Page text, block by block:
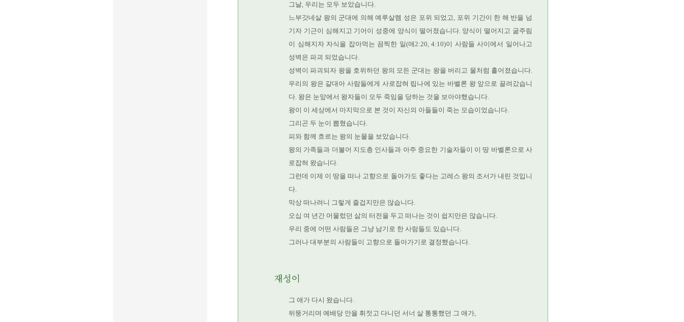
그날, 우리는 모두 보았습니다.
느부갓네살 왕의 군대에 의해 예루살렘 성은 포위 되었고, 포위 기간이 한 해 반을 넘
기자 기근이 심해지고 기어이 성중에 양식이 떨어졌습니다. 양식이 떨어지고 굶주림
이 심해지자 자식을 잡아먹는 끔찍한 일(애2:20, 4:10)이 사람들 사이에서 일어나고
성벽은 파괴 되었습니다.
성벽이 파괴되자 왕을 호위하던 왕의 모든 군대는 왕을 버리고 물처럼 흩어졌습니다.
우리의 왕은 갈대아 사람들에게 사로잡혀 립나에 있는 바벨론 왕 앞으로 끌려갔습니
다. 왕은 눈앞에서 왕자들이 모두 죽임을 당하는 것을 보아야했습니다.
왕이 이 세상에서 마지막으로 본 것이 자신의 아들들이 죽는 모습이었습니다.
그리곤 두 눈이 뽑혔습니다.
피와 함께 흐르는 왕의 눈물을 보았습니다.
왕의 가족들과 더불어 지도층 인사들과 아주 중요한 기술자들이 이 땅 바벨론으로 사
로잡혀 왔습니다.
그런데 이제 이 땅을 떠나 고향으로 돌아가도 좋다는 고레스 왕의 조서가 내린 것입니
다.
막상 떠나려니 그렇게 즐겁지만은 않습니다.
오십 여 년간 머물렀던 삶의 터전을 두고 떠나는 것이 쉽지만은 않습니다.
우리 중에 어떤 사람들은 그냥 남기로 한 사람들도 있습니다.
그러나 대부분의 사람들이 고향으로 돌아가기로 결정했습니다.
그 애가 다시 왔습니다.
뒤뚱거리며 예배당 안을 휘젓고 다니던 서너 살 통통했던 그 애가,